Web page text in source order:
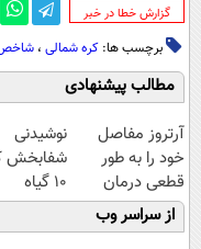
‌گزارش خطا در خبر
برچسب ها: کره شمالی ،
مطالب پیشنهادی
آرتروز مفاصل
خود را به طور
قطعی درمان
کنید!
◗پرسش‌نامه◖
نوشیدنی
شفابخش
10 گیاه
امشب)
از سراسر وب